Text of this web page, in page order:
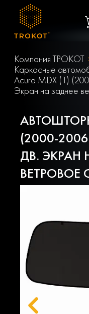
Компания ТРОКОТ
Каркасные
Acura MDX (1)
Экран на заднее
(2000-
ДВ. ЭКРАН
ВЕТРОВОЕ